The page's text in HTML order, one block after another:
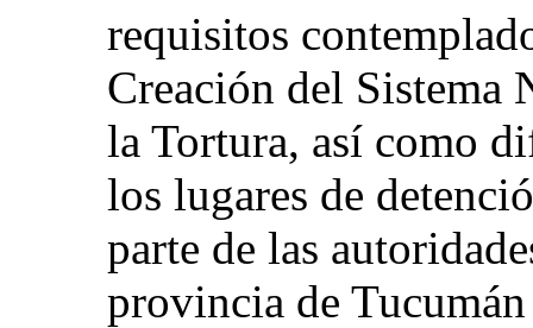
requisitos
Creación del Sistema
la Tortura, así como
los lugares de
parte de las
provincia de